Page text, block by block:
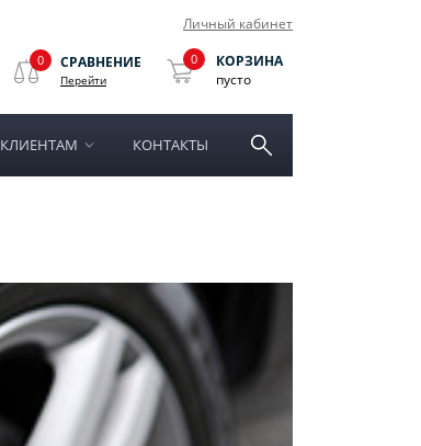
Личный кабинет
0 СРАВНЕНИЕ
Перейти
0
КОРЗИНА
пусто
КЛИЕНТАМ КОНТАКТЫ